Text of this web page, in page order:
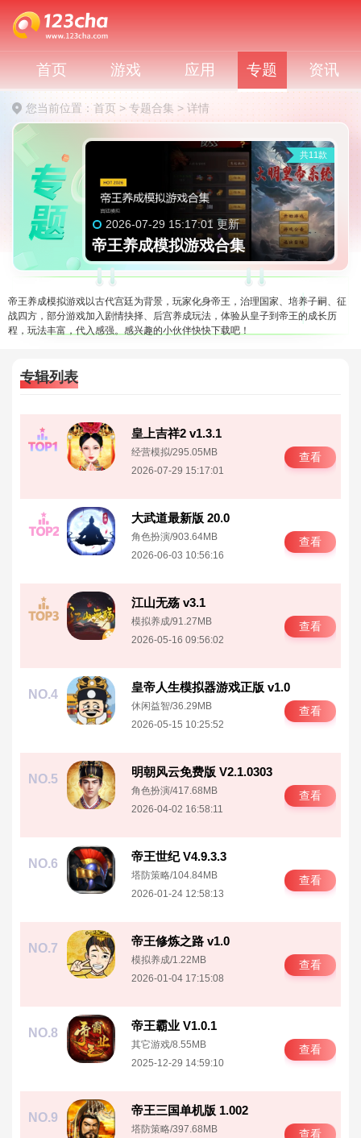
首页 游戏 应用 专题 资讯
您当前位置：首页 >专题合集 >详情
帝王养成模拟游戏合集
2026-07-29 15:17:01 更新
共11款
帝王养成模拟游戏以古代宫廷为背景，玩家化身帝王，治理国家、培养子嗣、征
战四方，部分游戏加入剧情抉择、后宫养成玩法，体验从皇子到帝王的成长历
程，玩法丰富，代入感强。感兴趣的小伙伴快快下载吧！
专辑列表
NO.1
皇上吉祥2 v1.3.1
经营模拟/295.05MB
2026-07-29 15:17:01
查看
NO.2
大武道最新版 20.0
角色扮演/903.64MB
2026-06-03 10:56:16
查看
NO.3
江山无殇 v3.1
模拟养成/91.27MB
2026-05-16 09:56:02
查看
NO.4
皇帝人生模拟器游戏正版 v1.0
休闲益智/36.29MB
2026-05-15 10:25:52
查看
NO.5
明朝风云免费版 V2.1.0303
角色扮演/417.68MB
2026-04-02 16:58:11
查看
NO.6
帝王世纪 V4.9.3.3
塔防策略/104.84MB
2026-01-24 12:58:13
查看
NO.7
帝王修炼之路 v1.0
模拟养成/1.22MB
2026-01-04 17:15:08
查看
NO.8
帝王霸业 V1.0.1
其它游戏/8.55MB
2025-12-29 14:59:10
查看
NO.9
帝王三国单机版 1.002
塔防策略/397.68MB
查看